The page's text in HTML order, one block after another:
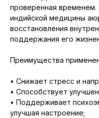
проверенная временем.
индийской медицины
восстановления
поддержания его
Преимущества
• Снижает стресс и
• Способствует
• Поддерживает
улучшая настроение;